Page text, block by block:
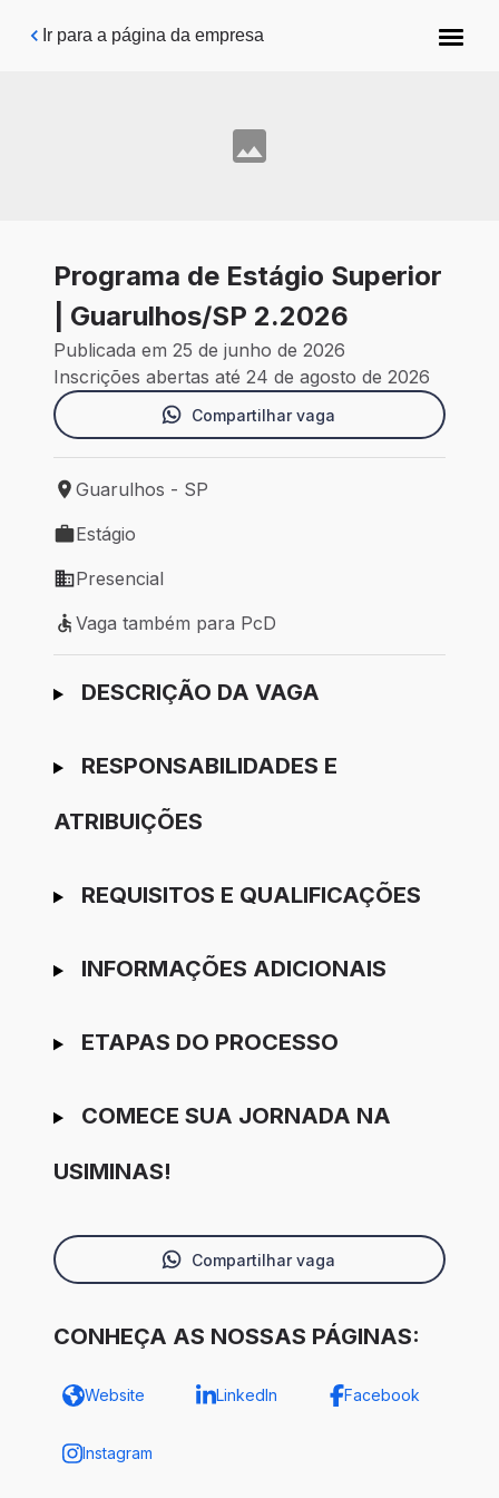
Pular para o conteúdo principal
Ir para a página da empresa
Programa de Estágio Superior
| Guarulhos/SP 2.2026
Publicada em 25 de junho de 2026
Inscrições abertas até 24 de agosto de 2026
Compartilhar vaga
Local de trabalho: Guarulhos - SP
Guarulhos - SP
Tipo de vaga: Estágio
Estágio
Modelo de trabalho: Presencial
Presencial
Vaga também para PcD
Vaga também para PcD
Ir para candidatura
DESCRIÇÃO DA VAGA
RESPONSABILIDADES E
ATRIBUIÇÕES
REQUISITOS E QUALIFICAÇÕES
INFORMAÇÕES ADICIONAIS
ETAPAS DO PROCESSO
COMECE SUA JORNADA NA
USIMINAS!
Compartilhar vaga
CONHEÇA AS NOSSAS PÁGINAS:
Website LinkedIn Facebook
Instagram